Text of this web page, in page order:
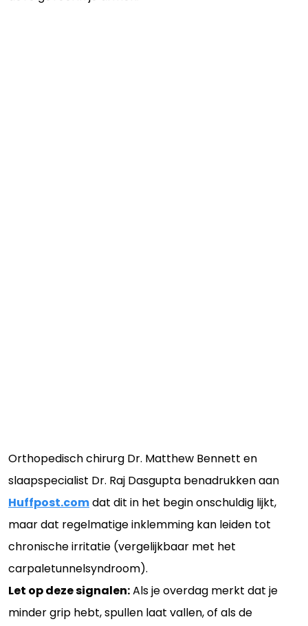
Orthopedisch chirurg Dr. Matthew Bennett en
slaapspecialist Dr. Raj Dasgupta benadrukken aan
Huffpost.comdat dit in het begin onschuldig lijkt,
maar dat regelmatige inklemming kan leiden tot
chronische irritatie (vergelijkbaar met het
carpaletunnelsyndroom).
Let op deze signalen:Als je overdag merkt dat je
minder grip hebt, spullen laat vallen, of als de